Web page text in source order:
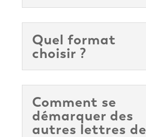
Quel format
choisir ?
Comment se
démarquer des
autres lettres de